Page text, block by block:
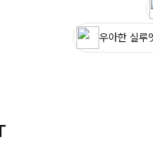
우아한 실루